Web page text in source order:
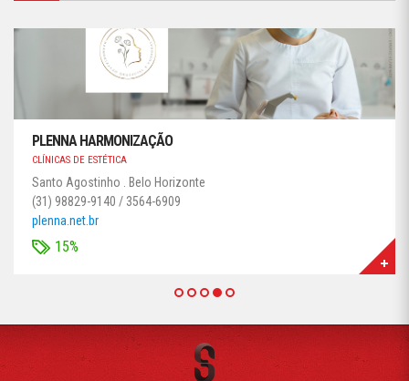
PLENNA HARMONIZAÇÃO
CLÍNICAS DE ESTÉTICA
Santo Agostinho . Belo Horizonte
(31) 98829-9140 / 3564-6909
plenna.net.br
15%